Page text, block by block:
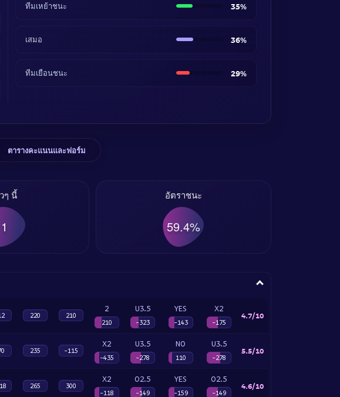
ทีมเหย้าชนะ 35%
เสมอ 36%
ทีมเยือนชนะ 29%
ตารางคะแนนและฟอร์ม
ๆ นี้
1
อัตราชนะ
59.4%
220 210
2
210
U3.5
-323
YES
-143
X2
-175
4.7/10
235 -115
X2
-435
U3.5
-278
NO
110
U3.5
-278
5.5/10
265 300
X2
-118
O2.5
-149
YES
-159
O2.5
-149
4.6/10